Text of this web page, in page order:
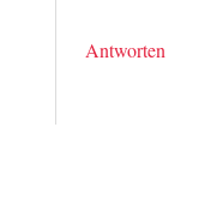
Antworten